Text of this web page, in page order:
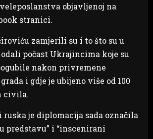
objavljenoj na
stranici.
zamjerili su i to što su u
počast Ukrajincima koje su
nakon privremene
i gdje je ubijeno više od 100
civila.
ruska je diplomacija sada označila
predstavu” i “inscenirani